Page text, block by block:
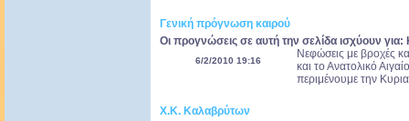
Γενική πρόγνωση καιρού
Οι προγνώσεις σε αυτή την σελίδα ισχύουν
6/2/2010 19:16
Νεφώσεις με βροχές
και το Ανατολικό
περιμένουμε την
Χ.Κ. Καλαβρύτων